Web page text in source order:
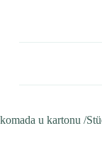
komada u kartonu /